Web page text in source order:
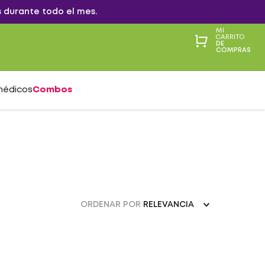
durante todo el mes.
MI
CARRITO
DE
COMPRAS
Combos
ORDENAR POR RELEVANCIA